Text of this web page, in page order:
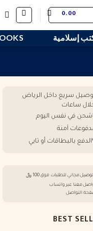
إسلامية
سريع داخل الرياض
ساعات
شحن في نفس اليوم
آمنة
الدفع بالبطاقات أو تابي
توصيل مجاني للطلبات فوق 100 ﷼
معنا عبر واتساب
التواصل
BEST